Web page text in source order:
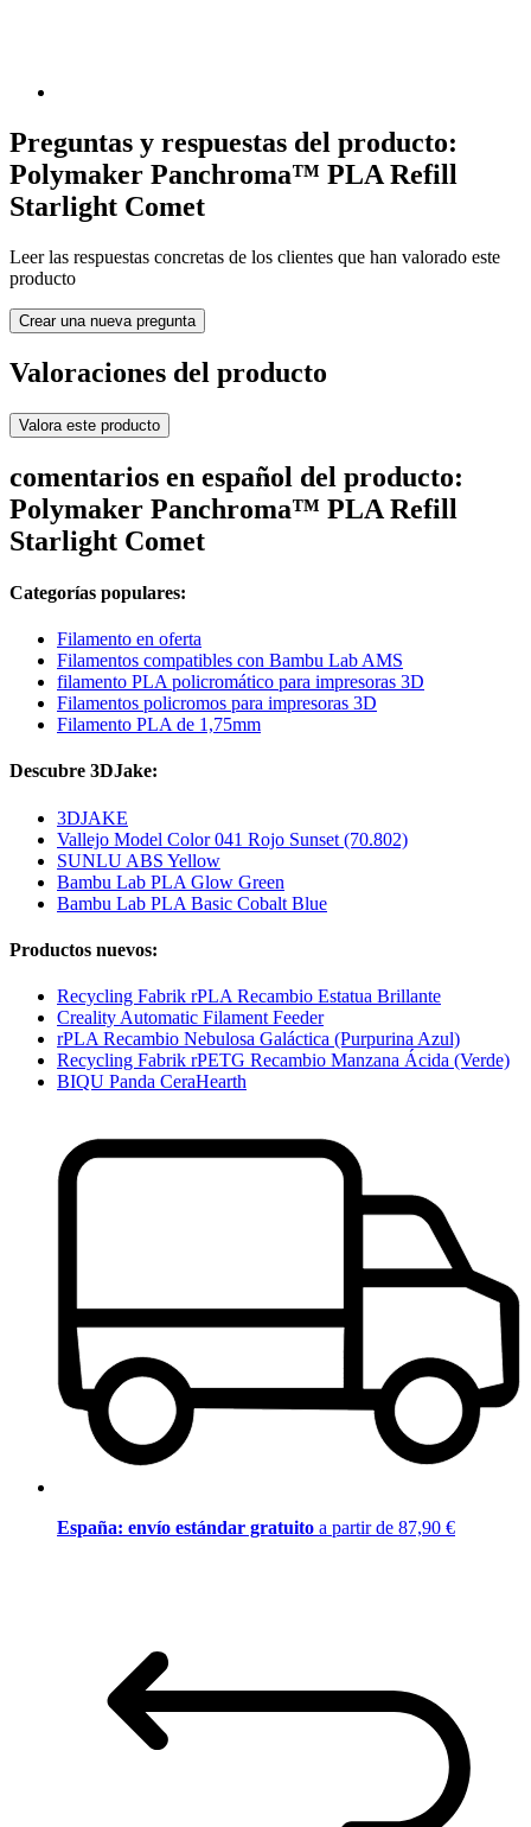
Preguntas y respuestas del producto:
Polymaker Panchroma™ PLA Refill
Starlight Comet
Leer las respuestas concretas de los clientes que han valorado este
producto
Crear una nueva pregunta
Valoraciones del producto
Valora este producto
comentarios en español del producto:
Polymaker Panchroma™ PLA Refill
Starlight Comet
Categorías populares:
Filamento en oferta
Filamentos compatibles con Bambu Lab AMS
filamento PLA policromático para impresoras 3D
Filamentos policromos para impresoras 3D
Filamento PLA de 1,75mm
Descubre 3DJake:
3DJAKE
Vallejo Model Color 041 Rojo Sunset (70.802)
SUNLU ABS Yellow
Bambu Lab PLA Glow Green
Bambu Lab PLA Basic Cobalt Blue
Productos nuevos:
Recycling Fabrik rPLA Recambio Estatua Brillante
Creality Automatic Filament Feeder
rPLA Recambio Nebulosa Galáctica (Purpurina Azul)
Recycling Fabrik rPETG Recambio Manzana Ácida (Verde)
BIQU Panda CeraHearth
España: envío estándar gratuito a partir de 87,90 €